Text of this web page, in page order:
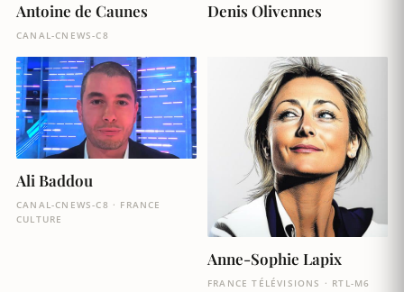
Antoine de Caunes
CANAL-CNEWS-C8
Denis Olivennes
Ali Baddou
CANAL-CNEWS-C8 · FRANCE
CULTURE
Anne-Sophie Lapix
FRANCE TÉLÉVISIONS · RTL-M6